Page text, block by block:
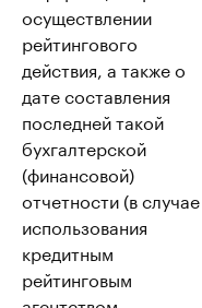
осуществлении
рейтингового
действия, а также о
дате составления
последней такой
бухгалтерской
(финансовой)
отчетности (в случае
использования
кредитным
рейтинговым